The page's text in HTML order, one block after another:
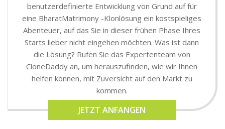
benutzerdefinierte Entwicklung von Grund auf für
eine BharatMatrimony -Klonlösung ein kostspieliges
Abenteuer, auf das Sie in dieser frühen Phase Ihres
Starts lieber nicht eingehen möchten. Was ist dann
die Lösung? Rufen Sie das Expertenteam von
CloneDaddy an, um herauszufinden, wie wir Ihnen
helfen können, mit Zuversicht auf den Markt zu
kommen.
JETZT ANFANGEN